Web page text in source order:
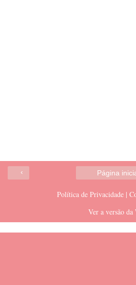
‹ Página
Política de Privacidade |
Ver a versão da